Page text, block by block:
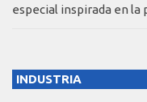
especial inspirada en
INDUSTRIA